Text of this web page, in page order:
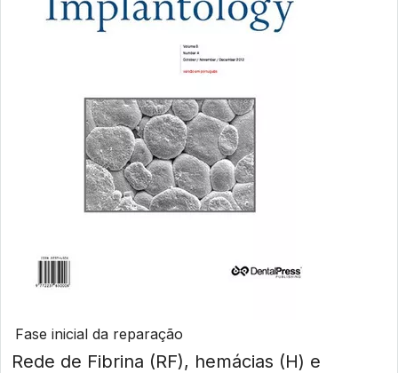
Fase inicial da reparação
Rede de Fibrina (RF), hemácias (H) e